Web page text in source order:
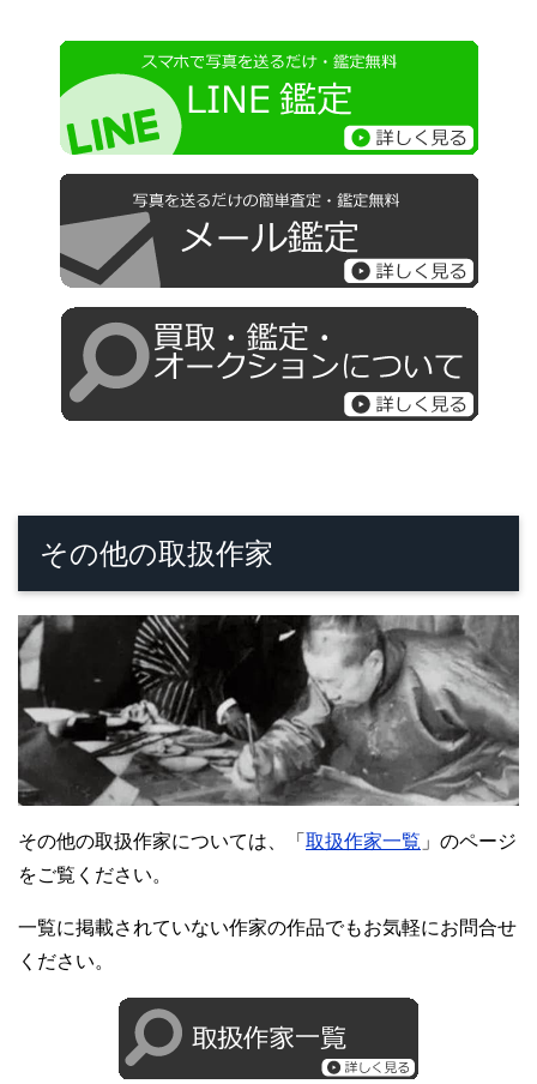
その他の取扱作家
その他の取扱作家については、「 取扱作家一覧 」のページ
をご覧ください。
一覧に掲載されていない作家の作品でもお気軽にお問合せ
ください。